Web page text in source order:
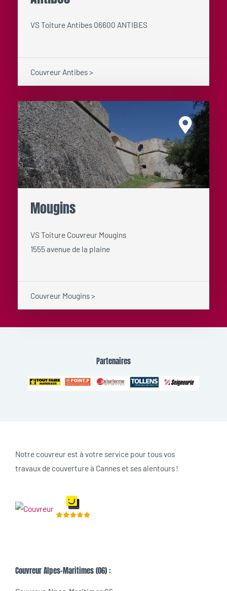
VS Toiture Antibes 06600 ANTIBES
Couvreur Antibes >
Mougins
VS Toiture Couvreur Mougins
1555 avenue de la plaine
Couvreur Mougins >
Partenaires
Notre couvreur est à votre service pour tous vos
travaux de couverture à Cannes et ses alentours !
Couvreur Alpes-Maritimes (06) :